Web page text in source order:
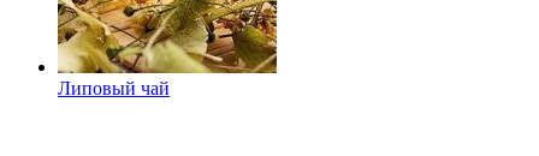
Липовый чай